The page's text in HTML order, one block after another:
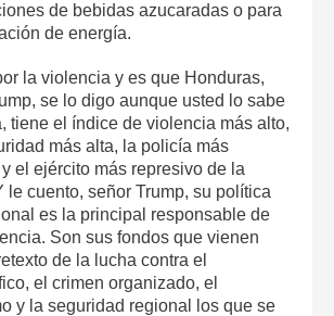
de bebidas azucaradas o para
de energía.
la violencia y es que Honduras,
se lo digo aunque usted lo sabe
tiene el índice de violencia más alto,
más alta, la policía más
el ejército más represivo de la
le cuento, señor Trump, su política
es la principal responsable de
Son sus fondos que vienen
de la lucha contra el
el crimen organizado, el
y la seguridad regional los que se